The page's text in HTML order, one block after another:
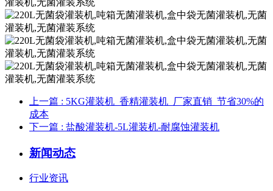
上一篇 : 5KG灌装机_香精灌装机_厂家直销_节省30%的
成本
下一篇 : 盐酸灌装机-5L灌装机-耐腐蚀灌装机
新闻动态
行业资讯